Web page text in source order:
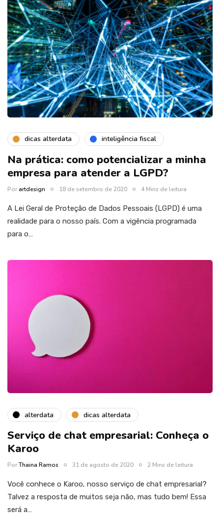
dicas alterdata inteligência fiscal
Na prática: como potencializar a minha
empresa para atender a LGPD?
Porartdesign 18 de setembro de 2020 4 Mins de leitura
A Lei Geral de Proteção de Dados Pessoais (LGPD) é uma
realidade para o nosso país. Com a vigência programada
para o…
alterdata dicas alterdata
Serviço de chat empresarial: Conheça o
Karoo
PorThaina Ramos 31 de agosto de 2020 2 Mins de leitura
Você conhece o Karoo, nosso serviço de chat empresarial?
Talvez a resposta de muitos seja não, mas tudo bem! Essa
será a…